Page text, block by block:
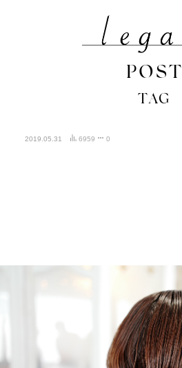
POST
TAG
2019.05.31 6959 0